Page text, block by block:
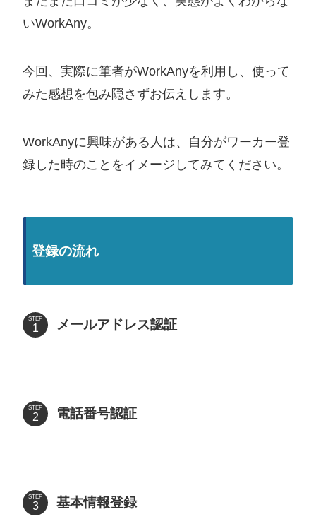
いWorkAny。
今回、実際に筆者がWorkAnyを利用し、使って
みた感想を包み隠さずお伝えします。
WorkAnyに興味がある人は、自分がワーカー登
録した時のことをイメージしてみてください。
登録の流れ
STEP メールアドレス認証
STEP 電話番号認証
STEP 基本情報登録